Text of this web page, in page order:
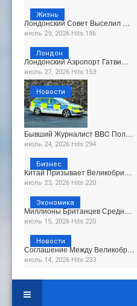
Лондонский Совет Выселил …
июль 29, 2026 Hits:186
Жизнь
Лондонский Аэропорт Гатви…
июль 27, 2026 Hits:153
Лондон
Бывший Журналист BBC Пол…
июль 24, 2026 Hits:294
Новости
Китай Призывает Великобри…
июль 23, 2026 Hits:220
Бизнес
Миллионы Британцев Средн…
июль 15, 2026 Hits:220
Экономика
Соглашение Между Великобр…
июль 14, 2026 Hits:233
Новости